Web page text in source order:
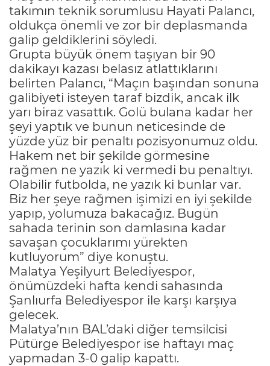
takımın teknik sorumlusu Hayati Palancı,
oldukça önemli ve zor bir deplasmanda
galip geldiklerini söyledi.
Grupta büyük önem taşıyan bir 90
dakikayı kazası belasız atlattıklarını
belirten Palancı, “Maçın başından sonuna
galibiyeti isteyen taraf bizdik, ancak ilk
yarı biraz vasattık. Golü bulana kadar her
şeyi yaptık ve bunun neticesinde de
yüzde yüz bir penaltı pozisyonumuz oldu.
Hakem net bir şekilde görmesine
rağmen ne yazık ki vermedi bu penaltıyı.
Olabilir futbolda, ne yazık ki bunlar var.
Biz her şeye rağmen işimizi en iyi şekilde
yapıp, yolumuza bakacağız. Bugün
sahada terinin son damlasına kadar
savaşan çocuklarımı yürekten
kutluyorum” diye konuştu.
Malatya Yeşilyurt Belediyespor,
önümüzdeki hafta kendi sahasında
Şanlıurfa Belediyespor ile karşı karşıya
gelecek.
Malatya’nın BAL’daki diğer temsilcisi
Pütürge Belediyespor ise haftayı maç
yapmadan 3-0 galip kapattı.